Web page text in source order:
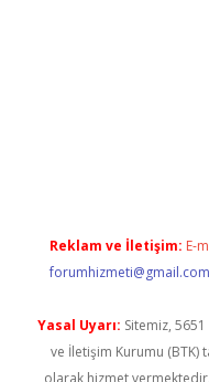
Reklam ve İletişim: E-
forumhizmeti@gmail.com
Yasal Uyarı: Sitemiz,
ve İletişim Kurumu (BTK)
olarak hizmet